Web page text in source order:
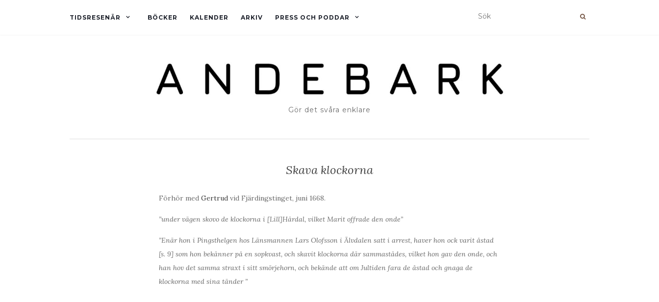
TIDSRESENÄR BÖCKER KALENDER ARKIV PRESS OCH PODDAR
Gör det svåra enklare
Skava klockorna
Förhör med Gertrudvid Fjärdingstinget, juni 1668.
”under vägen skovo de klockorna i [Lill]Härdal, vilket Marit offrade den onde”
”Enär hon i Pingsthelgen hos Länsmannen Lars Olofsson i Älvdalen satt i arrest, haver hon ock varit åstad
[s. 9] som hon bekänner på en sopkvast, och skavit klockorna där sammastädes, vilket hon gav den onde, och
han hov det samma straxt i sitt smörjehorn, och bekände att om Jultiden fara de åstad och gnaga de
klockorna med sina tänder ”